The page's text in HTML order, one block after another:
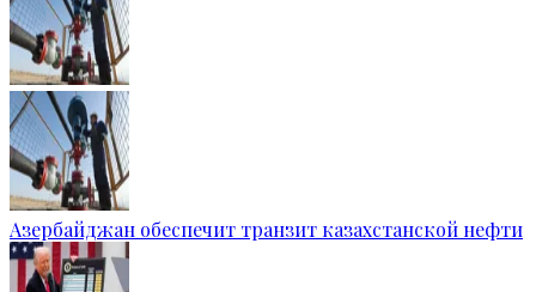
Азербайджан обеспечит транзит казахстанской нефти